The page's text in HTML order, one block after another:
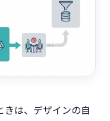
は、デザインの自